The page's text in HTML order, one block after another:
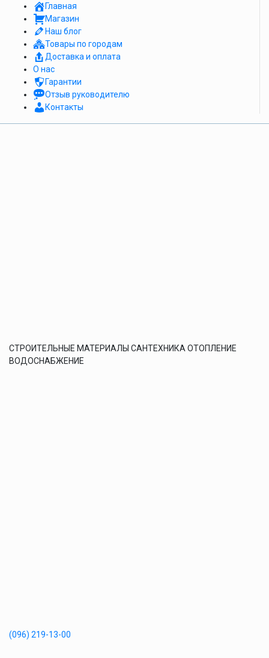
Главная
Магазин
Наш блог
Товары по городам
Доставка и оплата
О нас
Гарантии
Отзыв руководителю
Контакты
СТРОИТЕЛЬНЫЕ МАТЕРИАЛЫ САНТЕХНИКА ОТОПЛЕНИЕ
ВОДОСНАБЖЕНИЕ
(096) 219-13-00